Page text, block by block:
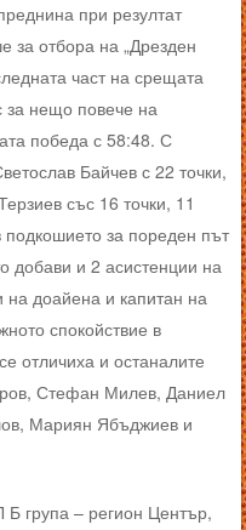
при резултат
за отбора на „Дрезден
част на срещата
за нещо повече на
победа с 58:48. С
Байчев с 22 точки,
със 16 точки, 11
за пореден път
добави и 2 асистенции на
на доайена и капитан на
спокойствие в
отличиха и останалите
Стефан Милев, Даниел
Мариян Ябъджиев и
група – регион Център,